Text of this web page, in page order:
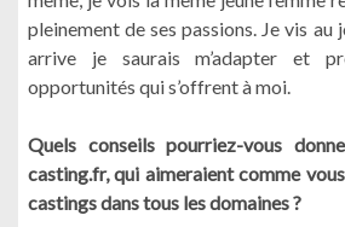
pleinement de ses passions. Je vis au
arrive je saurais m’adapter et
opportunités qui s’offrent à moi.
Quels conseils pourriez-vous
casting.fr, qui aimeraient comme
castings dans tous les domaines ?